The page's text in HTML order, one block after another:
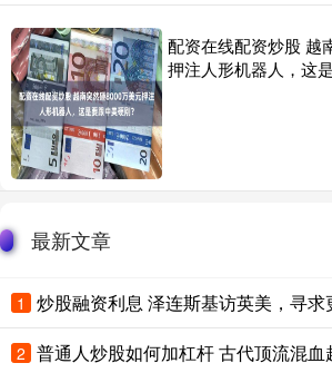
配资在线配资炒股 越
押注人形机器人，这
最新文章
1 炒股融资利息 泽连斯基访英美，寻求
2